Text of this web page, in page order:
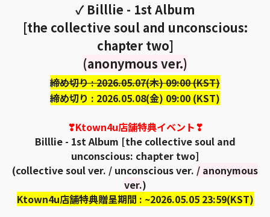
✓ Billlie - 1st Album
[the collective soul and unconscious:
chapter two]
(anonymous ver.)
締め切り : 2026.05.07(木) 09:00 (KST)
締め切り : 2026.05.08(金) 09:00 (KST)
❣Ktown4u店舗特典イベント❣
Billlie - 1st Album [the collective soul and
unconscious: chapter two]
(collective soul ver. / unconscious ver. / anonymous
ver.)
Ktown4u店舗特典贈呈期間 : ~2026.05.05 23:59(KST)